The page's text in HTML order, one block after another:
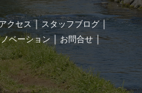
アクセス
スタッフブログ
ベーション
お問合せ